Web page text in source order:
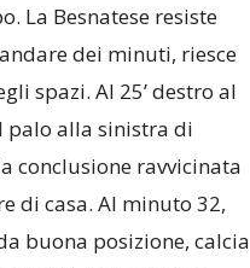
La Besnatese resiste
dei minuti, riesce
spazi. Al 25’ destro al
palo alla sinistra di
conclusione ravvicinata
di casa. Al minuto 32,
buona posizione, calcia